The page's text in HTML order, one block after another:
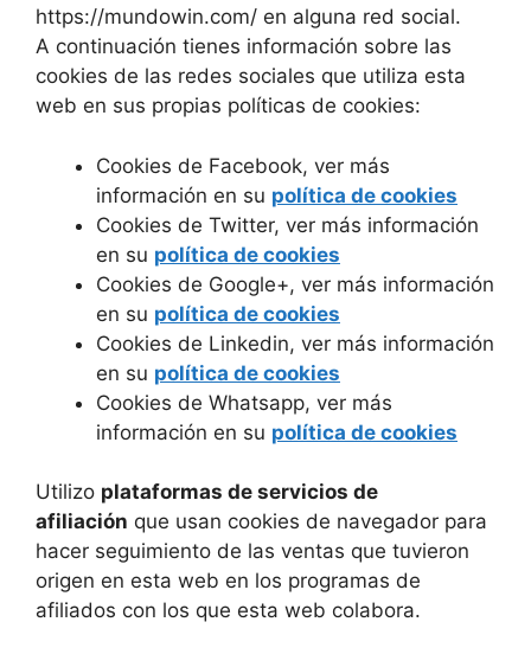
https://mundowin.com/ en alguna red social.
A continuación tienes información sobre las
cookies de las redes sociales que utiliza esta
web en sus propias políticas de cookies:
Cookies de Facebook, ver más
información en su política de cookies
Cookies de Twitter, ver más información
en su política de cookies
Cookies de Google+, ver más información
en su política de cookies
Cookies de Linkedin, ver más información
en su política de cookies
Cookies de Whatsapp, ver más
información en su política de cookies
Utilizo plataformas de servicios de
afiliación que usan cookies de navegador para
hacer seguimiento de las ventas que tuvieron
origen en esta web en los programas de
afiliados con los que esta web colabora.